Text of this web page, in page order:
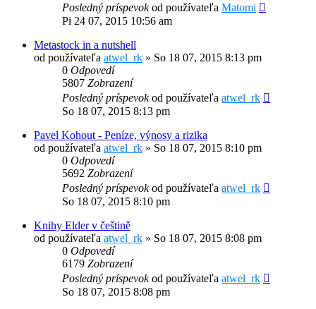
Posledný príspevokod používateľa Matomi
Pi 24 07, 2015 10:56 am
Metastock in a nutshell
od používateľa atwel_rk » So 18 07, 2015 8:13 pm
0 Odpovedí
5807 Zobrazení
Posledný príspevokod používateľa atwel_rk
So 18 07, 2015 8:13 pm
Pavel Kohout - Peníze, výnosy a rizika
od používateľa atwel_rk » So 18 07, 2015 8:10 pm
0 Odpovedí
5692 Zobrazení
Posledný príspevokod používateľa atwel_rk
So 18 07, 2015 8:10 pm
Knihy Elder v češtině
od používateľa atwel_rk » So 18 07, 2015 8:08 pm
0 Odpovedí
6179 Zobrazení
Posledný príspevokod používateľa atwel_rk
So 18 07, 2015 8:08 pm